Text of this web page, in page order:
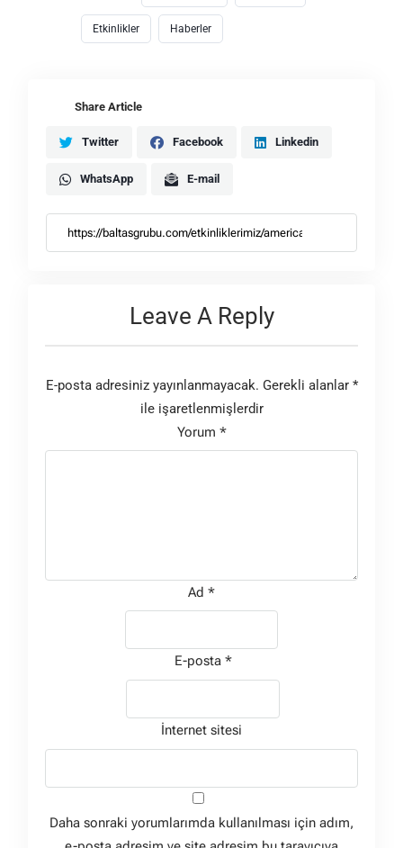
Etkinlikler Haberler
Share Article
Twitter Facebook Linkedin
WhatsApp E-mail
Leave A Reply
E-posta adresiniz yayınlanmayacak. Gerekli alanlar *
ile işaretlenmişlerdir
Yorum *
Ad *
E-posta *
İnternet sitesi
Daha sonraki yorumlarımda kullanılması için adım,